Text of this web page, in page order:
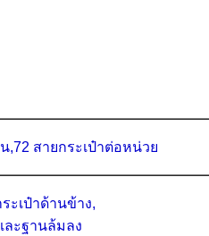
,72 สายกระเป๋าต่อหน่วย
ะเป๋าด้านข้าง,
ละฐานล้มลง